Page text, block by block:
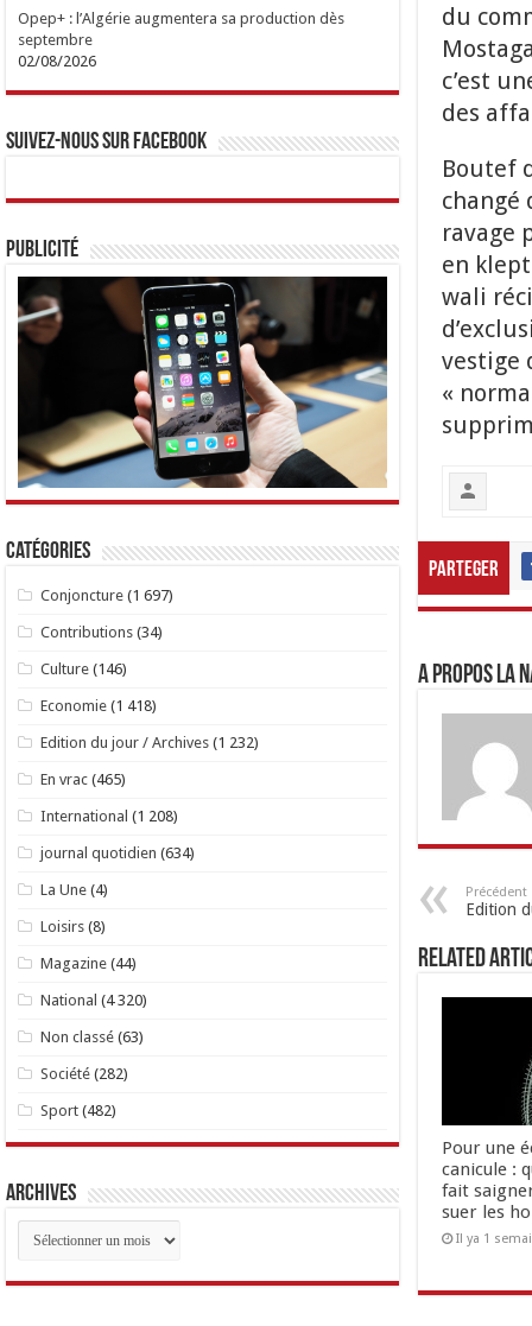
du
c’est
des
Boutef
changé
ravage
en
wali
vestige
«
Parteger
A propos LA
Précédent
Edition
Related
Pour une
canicule :
fait
suer les
Il ya 1
Opep+ : l’Algérie augmentera sa production dès
septembre
02/08/2026
Suivez-nous sur Facebook
Publicité
Catégories
Conjoncture (1 697)
Contributions (34)
Culture (146)
Economie (1 418)
Edition du jour / Archives (1 232)
En vrac (465)
International (1 208)
journal quotidien (634)
La Une (4)
Loisirs (8)
Magazine (44)
National (4 320)
Non classé (63)
Société (282)
Sport (482)
Archives
Archives